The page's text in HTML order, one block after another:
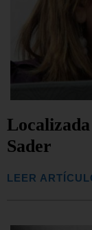
Sader
LEER